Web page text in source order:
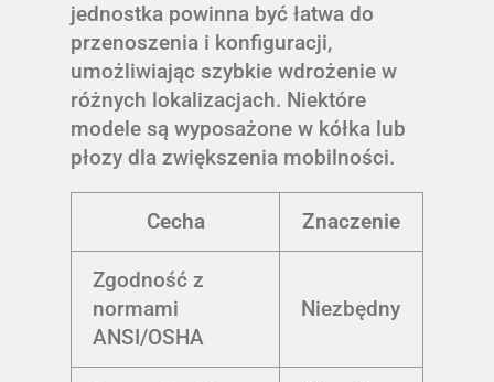
jednostka powinna być łatwa do
przenoszenia i konfiguracji,
umożliwiając szybkie wdrożenie w
różnych lokalizacjach. Niektóre
modele są wyposażone w kółka lub
płozy dla zwiększenia mobilności.
Cecha Znaczenie
Zgodność z
normami
ANSI/OSHA
Niezbędny